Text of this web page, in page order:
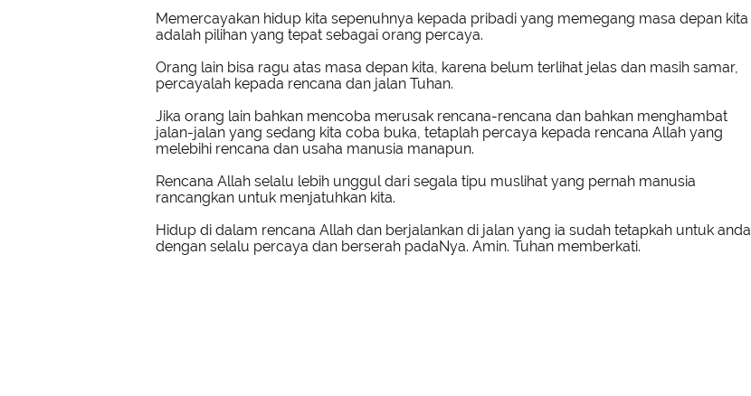
Memercayakan hidup kita sepenuhnya kepada pribadi yang memegang masa depan kita
adalah pilihan yang tepat sebagai orang percaya.
Orang lain bisa ragu atas masa depan kita, karena belum terlihat jelas dan masih samar,
percayalah kepada rencana dan jalan Tuhan.
Jika orang lain bahkan mencoba merusak rencana-rencana dan bahkan menghambat
jalan-jalan yang sedang kita coba buka, tetaplah percaya kepada rencana Allah yang
melebihi rencana dan usaha manusia manapun.
Rencana Allah selalu lebih unggul dari segala tipu muslihat yang pernah manusia
rancangkan untuk menjatuhkan kita.
Hidup di dalam rencana Allah dan berjalankan di jalan yang ia sudah tetapkah untuk anda
dengan selalu percaya dan berserah padaNya. Amin. Tuhan memberkati.